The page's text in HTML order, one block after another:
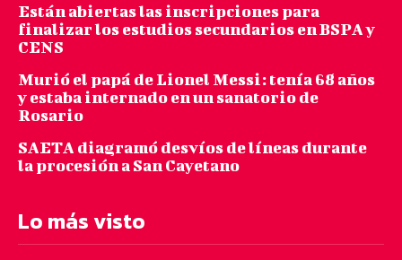
Están abiertas las inscripciones para
finalizar los estudios secundarios en BSPA y
CENS
Murió el papá de Lionel Messi: tenía 68 años
y estaba internado en un sanatorio de
Rosario
SAETA diagramó desvíos de líneas durante
la procesión a San Cayetano
Lo más visto